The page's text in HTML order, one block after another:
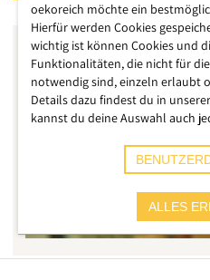
oekoreich möchte ein
Hierfür werden Cookies
wichtig ist können Cookies und
Funktionalitäten, die nicht für
notwendig sind, einzeln erlaubt
Details dazu findest du in unserer
kannst du deine Auswahl auch
ALLES